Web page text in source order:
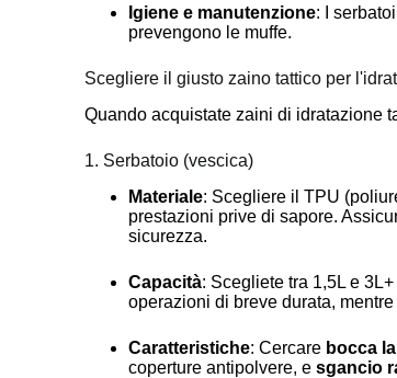
Igiene e manutenzione: I
prevengono le muffe.
Scegliere il giusto zaino tattico per
Quando acquistate zaini di idratazione
1. Serbatoio (vescica)
Materiale: Scegliere il TPU
prestazioni prive di sapore.
sicurezza.
Capacità: Scegliete tra 1,5L e
operazioni di breve durata,
Caratteristiche: Cercare bocca
coperture antipolvere, esgancio